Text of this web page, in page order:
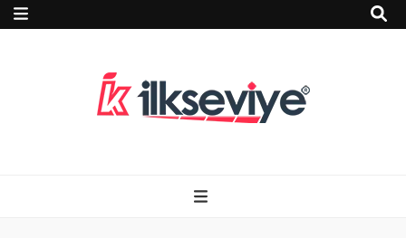
ve Travel – Tur